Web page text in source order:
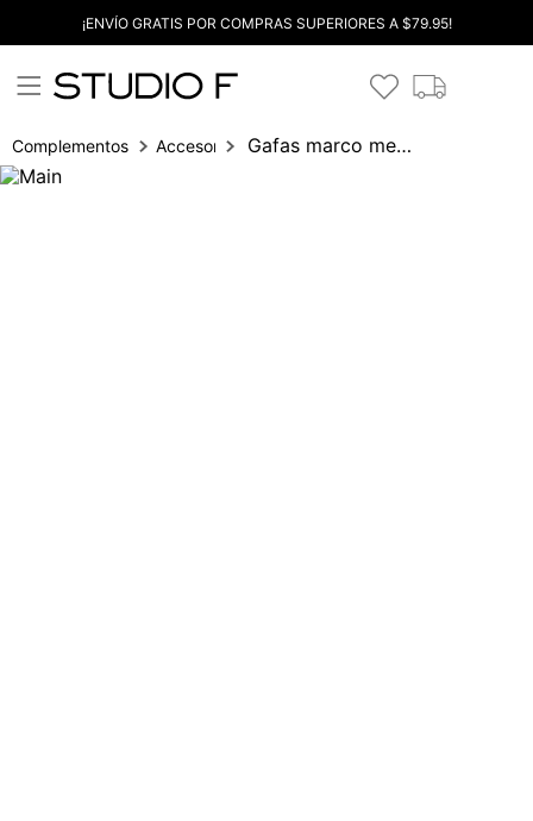
¡ENVÍO GRATIS POR COMPRAS SUPERIORES A $79.95!
Complementos Accesorios Gafas marco metalico